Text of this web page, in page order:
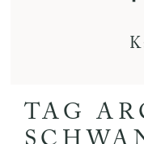
TAG